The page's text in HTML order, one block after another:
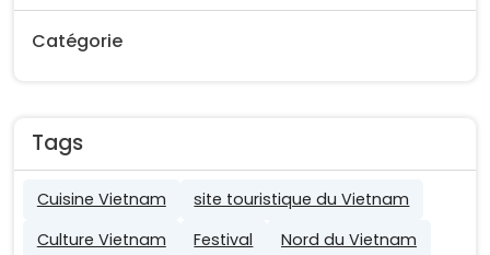
Catégorie
Tags
Cuisine Vietnam
site touristique du Vietnam
Culture Vietnam
Festival
Nord du Vietnam